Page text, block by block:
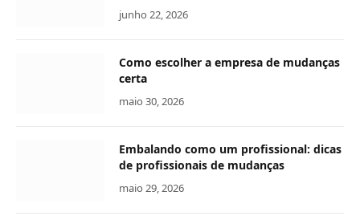
junho 22, 2026
Como escolher a empresa de mudanças
certa
maio 30, 2026
Embalando como um profissional: dicas
de profissionais de mudanças
maio 29, 2026